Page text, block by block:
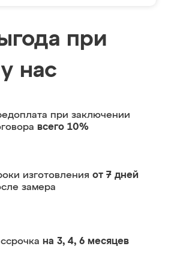
при
нас
при заключении
всего 10%
изготовления от 7 дней
замера
на 3, 4, 6 месяцев